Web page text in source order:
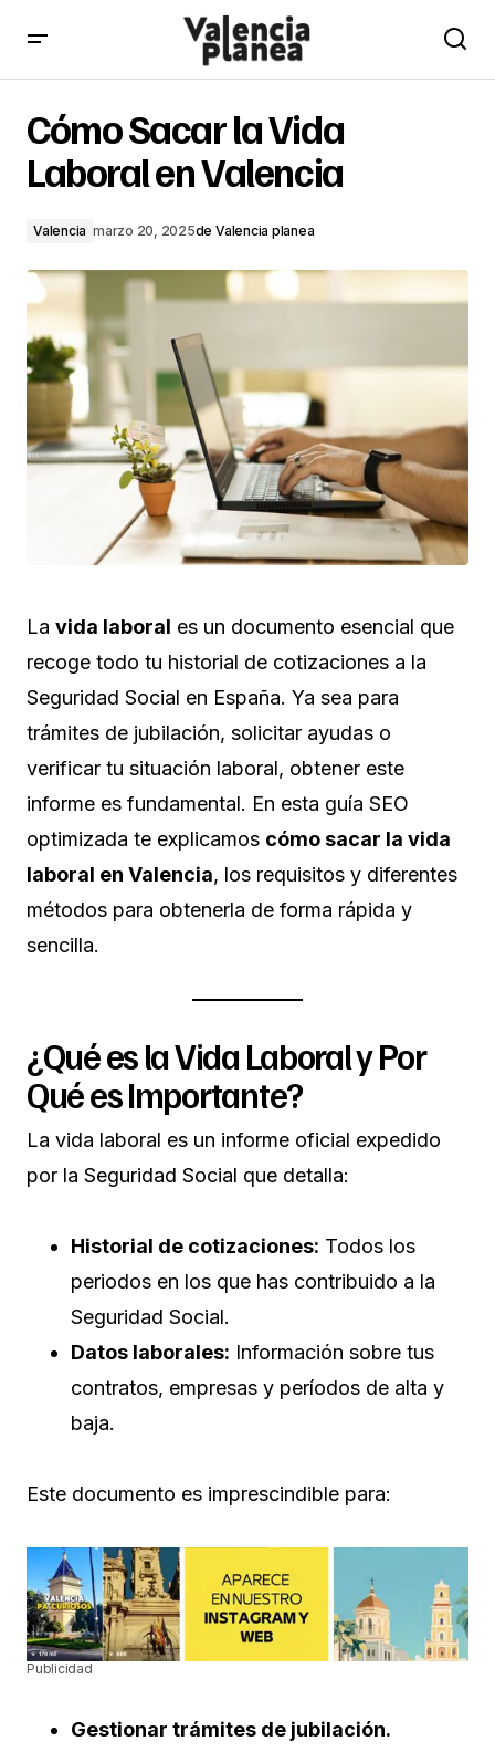
Cómo Sacar la Vida
Laboral en Valencia
Valencia marzo 20, 2025de Valencia planea
La vida laboral es un documento esencial que
recoge todo tu historial de cotizaciones a la
Seguridad Social en España. Ya sea para
trámites de jubilación, solicitar ayudas o
verificar tu situación laboral, obtener este
informe es fundamental. En esta guía SEO
optimizada te explicamos cómo sacar la vida
laboral en Valencia, los requisitos y diferentes
métodos para obtenerla de forma rápida y
sencilla.
¿Qué es la Vida Laboral y Por
Qué es Importante?
La vida laboral es un informe oficial expedido
por la Seguridad Social que detalla:
Historial de cotizaciones: Todos los
periodos en los que has contribuido a la
Seguridad Social.
Datos laborales: Información sobre tus
contratos, empresas y períodos de alta y
baja.
Este documento es imprescindible para:
Publicidad
Gestionar trámites de jubilación.